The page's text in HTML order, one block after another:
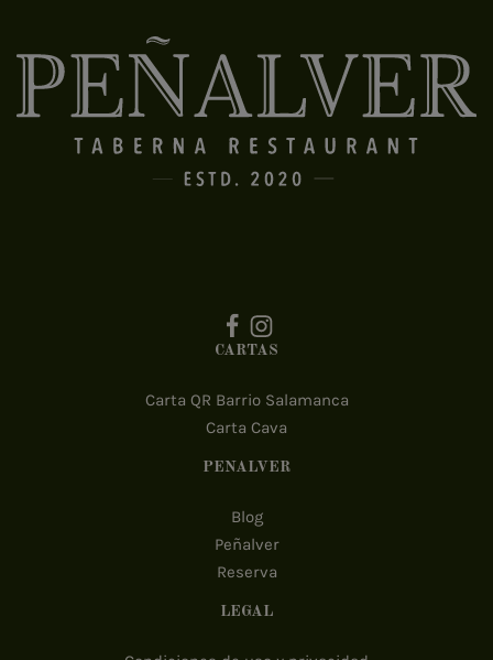
CARTAS
Carta QR Barrio Salamanca
Carta Cava
PEÑALVER
Blog
Peñalver
Reserva
LEGAL